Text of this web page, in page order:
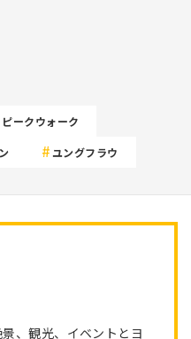
ピークウォーク
ユングフラウ
、観光、イベントとヨ